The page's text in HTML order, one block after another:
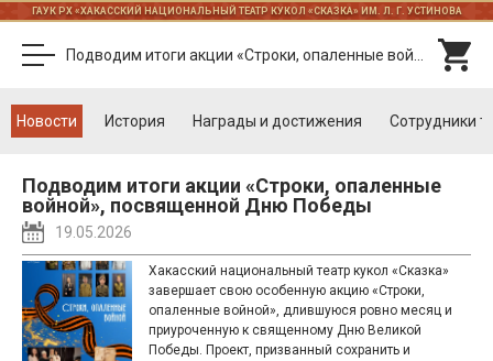
ГАУК РХ «ХАКАССКИЙ НАЦИОНАЛЬНЫЙ ТЕАТР КУКОЛ «СКАЗКА» ИМ. Л. Г. УСТИНОВА
Новости История Награды и достижения Cотрудники
Подводим итоги акции «Строки, опаленные
войной», посвященной Дню Победы
19.05.2026
Хакасский национальный театр кукол «Сказка»
завершает свою особенную акцию «Строки,
опаленные войной», длившуюся ровно месяц и
приуроченную к священному Дню Великой
Победы. Проект, призванный сохранить и